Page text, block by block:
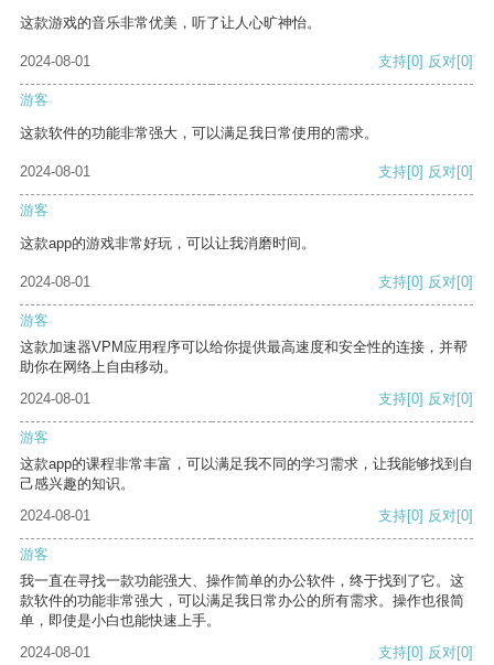
这款游戏的音乐非常优美，听了让人心旷神怡。
2024-08-01 支持[0] 反对[0]
游客
这款软件的功能非常强大，可以满足我日常使用的需求。
2024-08-01 支持[0] 反对[0]
游客
这款app的游戏非常好玩，可以让我消磨时间。
2024-08-01 支持[0] 反对[0]
游客
这款加速器VPM应用程序可以给你提供最高速度和安全性的连接，并帮
助你在网络上自由移动。
2024-08-01
支持[0] 反对[0]
游客
这款app的课程非常丰富，可以满足我不同的学习需求，让我能够找到自
己感兴趣的知识。
2024-08-01
支持[0] 反对[0]
游客
我一直在寻找一款功能强大、操作简单的办公软件，终于找到了它。这
款软件的功能非常强大，可以满足我日常办公的所有需求。操作也很简
单，即使是小白也能快速上手。
2024-08-01
支持[0] 反对[0]